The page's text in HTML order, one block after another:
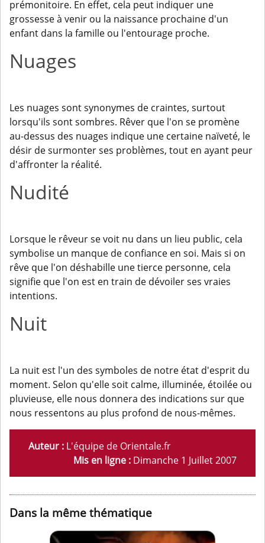
prémonitoire. En effet, cela peut indiquer une
grossesse à venir ou la naissance prochaine d'un
enfant dans la famille ou l'entourage proche.
Nuages
Les nuages sont synonymes de craintes, surtout
lorsqu'ils sont sombres. Rêver que l'on se promène
au-dessus des nuages indique une certaine naïveté, le
désir de surmonter ses problèmes, tout en ayant peur
d'affronter la réalité.
Nudité
Lorsque le rêveur se voit nu dans un lieu public, cela
symbolise un manque de confiance en soi. Mais si on
rêve que l'on déshabille une tierce personne, cela
signifie que l'on est en train de dévoiler ses vraies
intentions.
Nuit
La nuit est l'un des symboles de notre état d'esprit du
moment. Selon qu'elle soit calme, illuminée, étoilée ou
pluvieuse, elle nous donnera des indications sur que
nous ressentons au plus profond de nous-mêmes.
Auteur : L'équipe de Orientale.fr
Mis en ligne : Dimanche 1 Juillet 2007
Dans la même thématique